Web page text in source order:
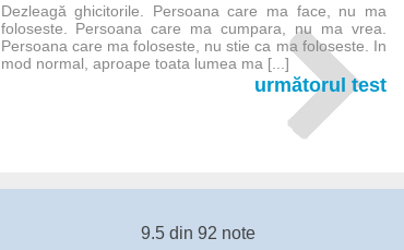
Dezleagă ghicitorile. Persoana care ma face, nu ma
foloseste. Persoana care ma cumpara, nu ma vrea.
Persoana care ma foloseste, nu stie ca ma foloseste. In
mod normal, aproape toata lumea ma [...]
următorul test
9.5 din 92 note